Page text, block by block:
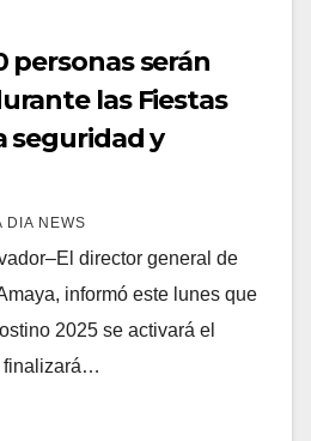
personas serán
las Fiestas
seguridad y
DIA NEWS
director general de
informó este lunes que
2025 se activará el
finalizará…